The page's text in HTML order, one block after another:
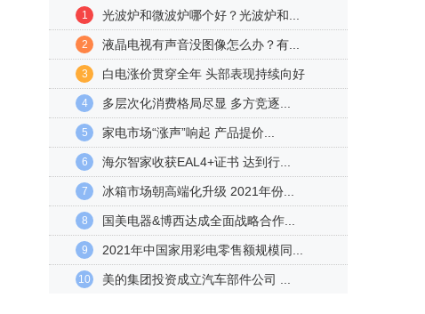
1 光波炉和微波炉哪个好？光波炉和...
2 液晶电视有声音没图像怎么办？有...
3 白电涨价贯穿全年 头部表现持续向好
4 多层次化消费格局尽显 多方竞逐...
5 家电市场“涨声”响起 产品提价...
6 海尔智家收获EAL4+证书 达到行...
7 冰箱市场朝高端化升级 2021年份...
8 国美电器&博西达成全面战略合作...
9 2021年中国家用彩电零售额规模同...
10 美的集团投资成立汽车部件公司 ...